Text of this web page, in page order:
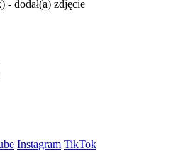
- dodał(a) zdjęcie
Instagram TikTok